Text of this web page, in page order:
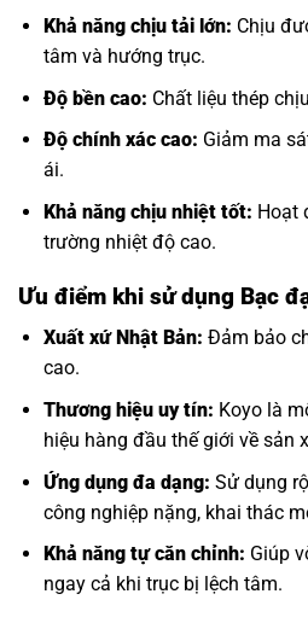
Khả năng chịu tải lớn: Chịu
tâm và hướng trục.
Độ bền cao: Chất liệu thép
Độ chính xác cao: Giảm ma
ái.
Khả năng chịu nhiệt tốt: Hoạt
trường nhiệt độ cao.
Ưu điểm khi sử dụng Bạc
Xuất xứ Nhật Bản: Đảm bảo
cao.
Thương hiệu uy tín: Koyo là
hiệu hàng đầu thế giới về sản
Ứng dụng đa dạng: Sử dụng
công nghiệp nặng, khai thác
Khả năng tự căn chỉnh: Giúp
ngay cả khi trục bị lệch tâm.